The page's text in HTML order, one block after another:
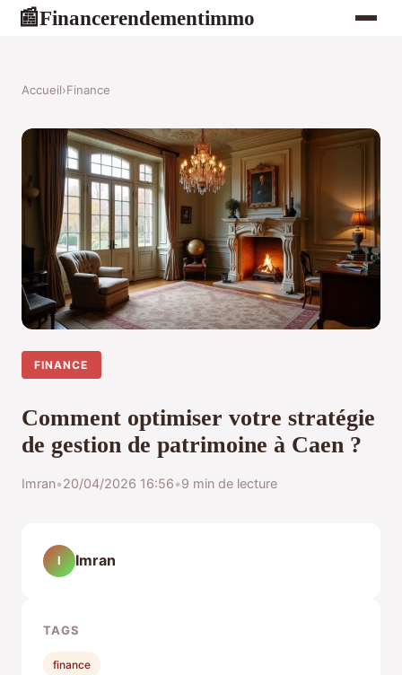
📰Financerendementimmo
Accueil›Finance
FINANCE
Comment optimiser votre stratégie
de gestion de patrimoine à Caen ?
Imran•20/04/2026 16:56•9 min de lecture
I Imran
TAGS
finance